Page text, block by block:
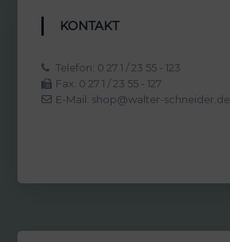
KONTAKT
Telefon: 0 27 1 / 23 55 - 123
Fax: 0 27 1 / 23 55 - 127
E-Mail: shop@walter-schneider.de